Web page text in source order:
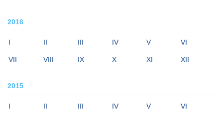
2016
I II III IV V VI
VII VIII IX X XI XII
2015
I II III IV V VI